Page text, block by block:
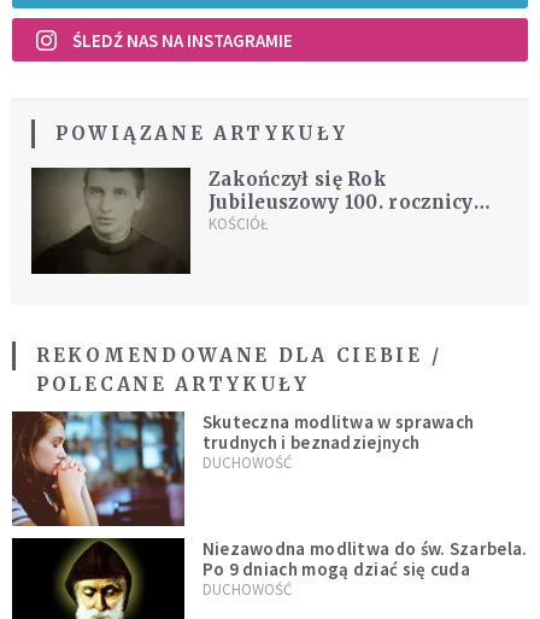
ŚLEDŹ NAS NA INSTAGRAMIE
POWIĄZANE ARTYKUŁY
Zakończył się Rok
Jubileuszowy 100. rocznicy
śmierci o. Wenantego
KOŚCIÓŁ
REKOMENDOWANE DLA CIEBIE /
POLECANE ARTYKUŁY
Skuteczna modlitwa w sprawach
trudnych i beznadziejnych
DUCHOWOŚĆ
Niezawodna modlitwa do św. Szarbela.
Po 9 dniach mogą dziać się cuda
DUCHOWOŚĆ